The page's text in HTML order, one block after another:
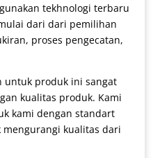
tekhnologi terbaru
dari dari pemilihan
proses pengecatan,
untuk produk ini sangat
kualitas produk. Kami
kami dengan standart
kualitas dari